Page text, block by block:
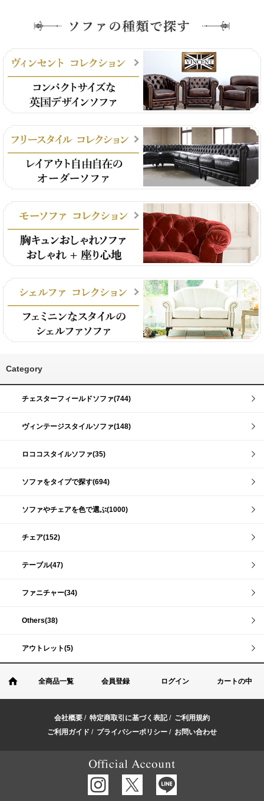
Category
チェスターフィールドソファ(744)
ヴィンテージスタイルソファ(148)
ロココスタイルソファ(35)
ソファをタイプで探す(694)
ソファやチェアを色で選ぶ(1000)
チェア(152)
テーブル(47)
ファニチャー(34)
Others(38)
アウトレット(5)
全商品一覧 会員登録 ログイン カートの中
会社概要 / 特定商取引に基づく表記/ ご利用規約
ご利用ガイド / プライバシーポリシー / お問い合わせ